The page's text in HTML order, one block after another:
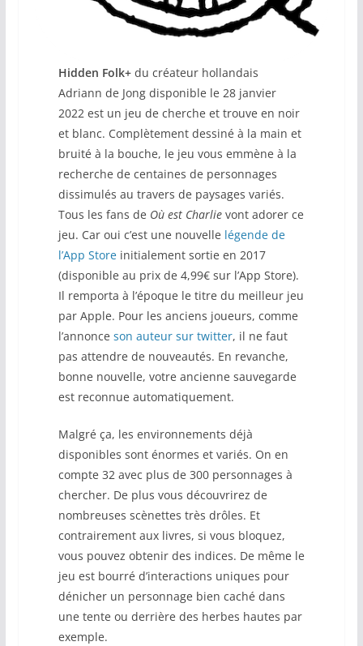
Hidden Folk+du créateur hollandais
Adriann de Jong disponible le 28 janvier
2022 est un jeu de cherche et trouve en noir
et blanc. Complètement dessiné à la main et
bruité à la bouche, le jeu vous emmène à la
recherche de centaines de personnages
dissimulés au travers de paysages variés.
Tous les fans de Où est Charlievont adorer ce
jeu. Car oui c’est une nouvelle légende de
l’App Storeinitialement sortie en 2017
(disponible au prix de 4,99€ sur l’App Store).
Il remporta à l’époque le titre du meilleur jeu
par Apple. Pour les anciens joueurs, comme
l’annonce son auteur sur twitter, il ne faut
pas attendre de nouveautés. En revanche,
bonne nouvelle, votre ancienne sauvegarde
est reconnue automatiquement.
Malgré ça, les environnements déjà
disponibles sont énormes et variés. On en
compte 32 avec plus de 300 personnages à
chercher. De plus vous découvrirez de
nombreuses scènettes très drôles. Et
contrairement aux livres, si vous bloquez,
vous pouvez obtenir des indices. De même le
jeu est bourré d’interactions uniques pour
dénicher un personnage bien caché dans
une tente ou derrière des herbes hautes par
exemple.